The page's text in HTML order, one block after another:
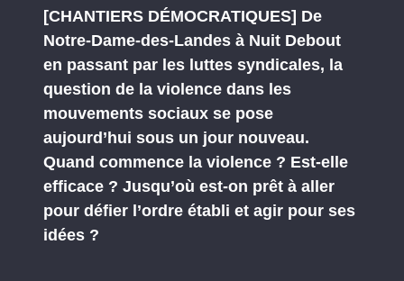
[CHANTIERS DÉMOCRATIQUES] De
Notre-Dame-des-Landes à Nuit Debout
en passant par les luttes syndicales, la
question de la violence dans les
mouvements sociaux se pose
aujourd’hui sous un jour nouveau.
Quand commence la violence ? Est-elle
efficace ? Jusqu’où est-on prêt à aller
pour défier l’ordre établi et agir pour ses
idées ?